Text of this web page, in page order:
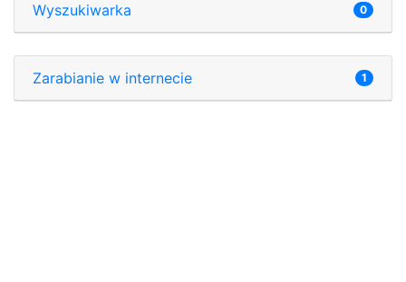
Wyszukiwarka 0
Zarabianie w internecie 1